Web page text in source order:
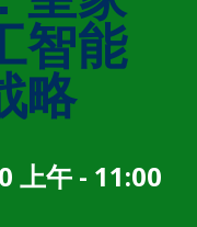
智能
略
上午 - 11:00